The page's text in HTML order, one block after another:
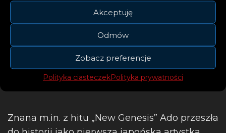
Akceptuję
Odmów
Zobacz preferencje
Polityka ciasteczekPolityka prywatności
Znana m.in. z hitu „New Genesis” Ado przeszła